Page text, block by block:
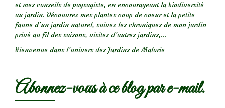
et mes conseils de paysagiste, en encourageant la biodiversité
au jardin. Découvrez mes plantes coup de coeur et la petite
faune d’un jardin naturel, suivez les chroniques de mon jardin
privé au fil des saisons, visitez d’autres jardins,...
Bienvenue dans l’univers des Jardins de Malorie
Abonnez-vous à ce blog par e-mail.